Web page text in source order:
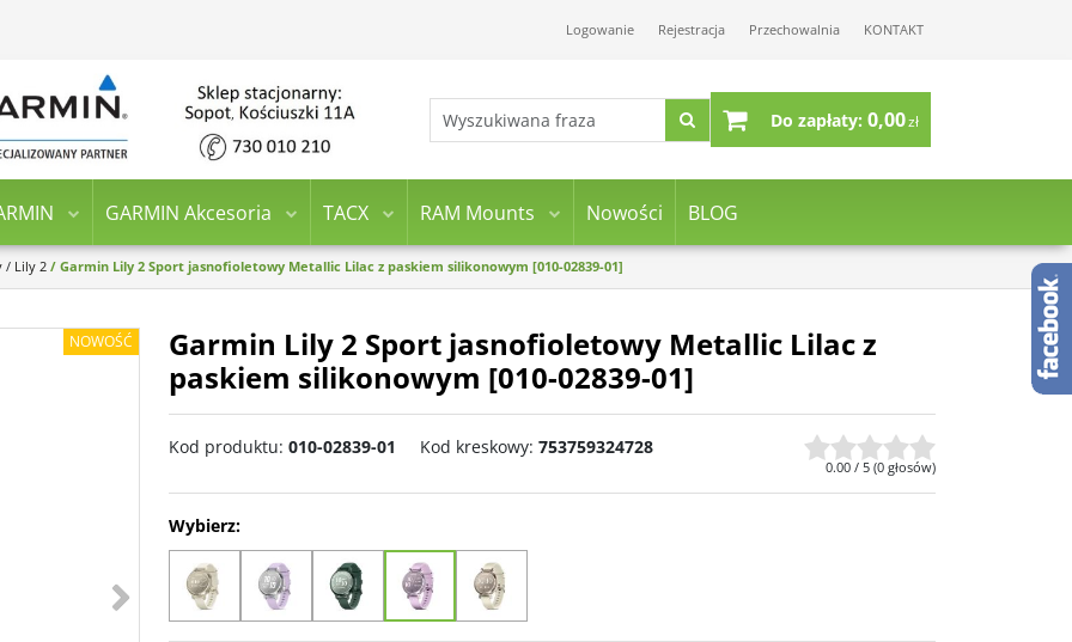
Logowanie Rejestracja Przechowalnia KONTAKT
Do zapłaty: 0,00zł
GARMIN Akcesoria TACX RAM Mounts Nowości BLOG
/ Lily 2 / Garmin Lily 2 Sport jasnofioletowy Metallic Lilac z paskiem silikonowym [010-02839-01]
NOWOŚĆ
Garmin Lily 2 Sport jasnofioletowy Metallic Lilac z
paskiem silikonowym [010-02839-01]
Kod produktu: 010-02839-01 Kod kreskowy: 753759324728
0.00 / 5 (0 głosów)
Wybierz: